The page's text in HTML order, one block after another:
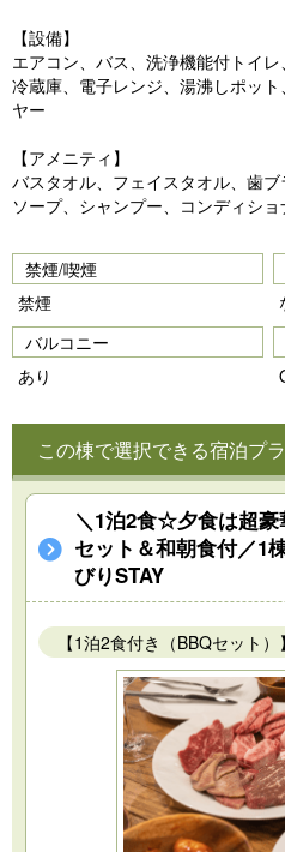
【設備】
エアコン、バス、洗浄機能付トイレ
冷蔵庫、電子レンジ、湯沸しポッ
ヤー
【アメニティ】
バスタオル、フェイスタオル、歯
ソープ、シャンプー、コンディショ
禁煙/喫煙
禁煙
バルコニー
あり
この棟で選択できる宿泊プ
＼1泊2食☆夕食は超
セット＆和朝食付／1
びりSTAY
【1泊2食付き（BBQセット）】